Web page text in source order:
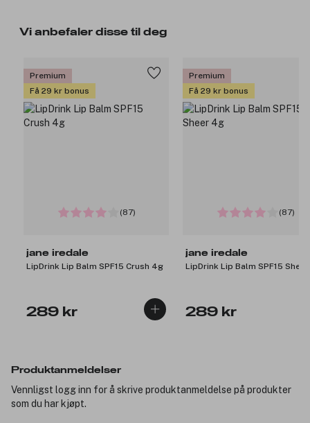
Vi anbefaler disse til deg
Premium
Få 29 kr bonus
(87)
jane iredale
LipDrink Lip Balm SPF15 Crush 4g
289 kr
Premium
Få 29 kr bonus
(87)
jane iredale
LipDrink Lip Balm SPF15
289 kr
Produktanmeldelser
Vennligst logg inn for å skrive produktanmeldelse på produkter
som du har kjøpt.